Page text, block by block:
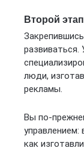
Второй этап
развиваться.
люди,
рекламы.
Вы по-
как